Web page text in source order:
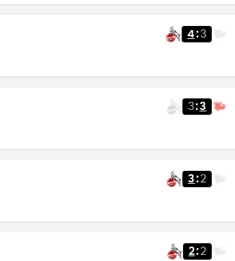
4:3
3:3
3:2
2:2